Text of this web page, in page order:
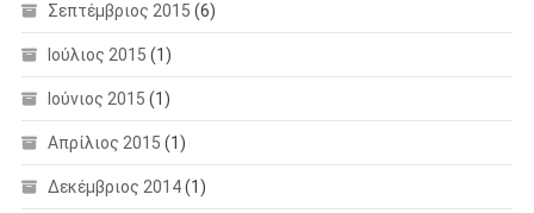
Σεπτέμβριος 2015 (6)
Ιούλιος 2015 (1)
Ιούνιος 2015 (1)
Απρίλιος 2015 (1)
Δεκέμβριος 2014(1)